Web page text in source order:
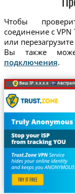
Чтобы
соединение с VPN
или
Вы также
подключения.
Ваш IP: x.x.x.x ·